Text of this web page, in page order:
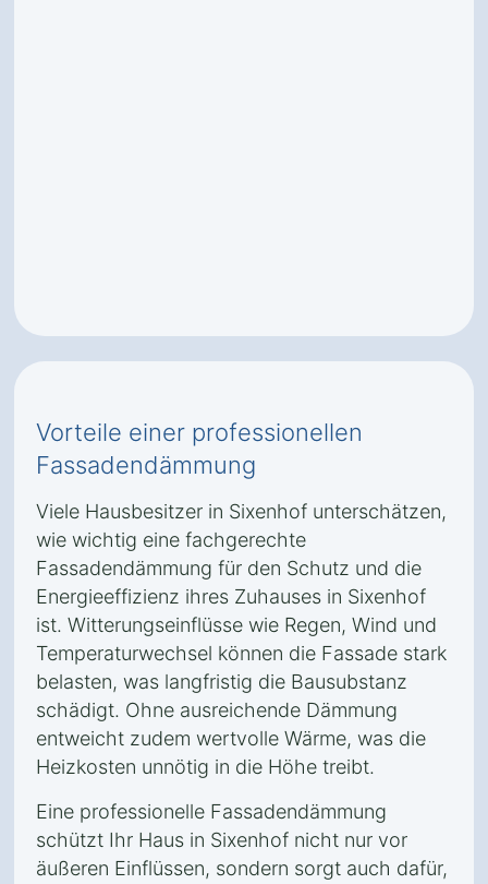
Vorteile einer professionellen
Fassadendämmung
Viele Hausbesitzer in Sixenhof unterschätzen,
wie wichtig eine fachgerechte
Fassadendämmung für den Schutz und die
Energieeffizienz ihres Zuhauses in Sixenhof
ist. Witterungseinflüsse wie Regen, Wind und
Temperaturwechsel können die Fassade stark
belasten, was langfristig die Bausubstanz
schädigt. Ohne ausreichende Dämmung
entweicht zudem wertvolle Wärme, was die
Heizkosten unnötig in die Höhe treibt.
Eine professionelle Fassadendämmung
schützt Ihr Haus in Sixenhof nicht nur vor
äußeren Einflüssen, sondern sorgt auch dafür,